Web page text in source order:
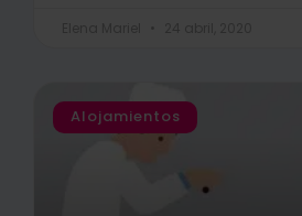
Alojamientos